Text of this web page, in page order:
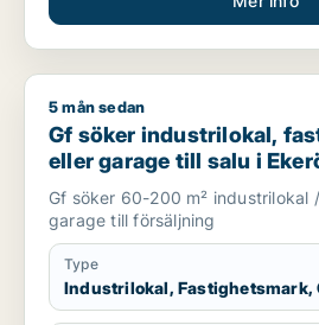
Gf söker industrilokal,
5 mån sedan
Gf söker industrilokal,
eller garage till salu i
eller Botkyrka m.fl.
Gf söker 60-200 m² industrilokal
garage till försäljning
Type
Industrilokal, Fastighetsmark,